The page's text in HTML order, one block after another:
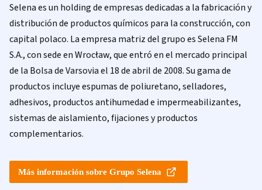
Selena es un holding de empresas dedicadas a la fabricación y
distribución de productos químicos para la construcción, con
capital polaco. La empresa matriz del grupo es Selena FM
S.A., con sede en Wrocław, que entró en el mercado principal
de la Bolsa de Varsovia el 18 de abril de 2008. Su gama de
productos incluye espumas de poliuretano, selladores,
adhesivos, productos antihumedad e impermeabilizantes,
sistemas de aislamiento, fijaciones y productos
complementarios.
Más información sobre Grupo Selena